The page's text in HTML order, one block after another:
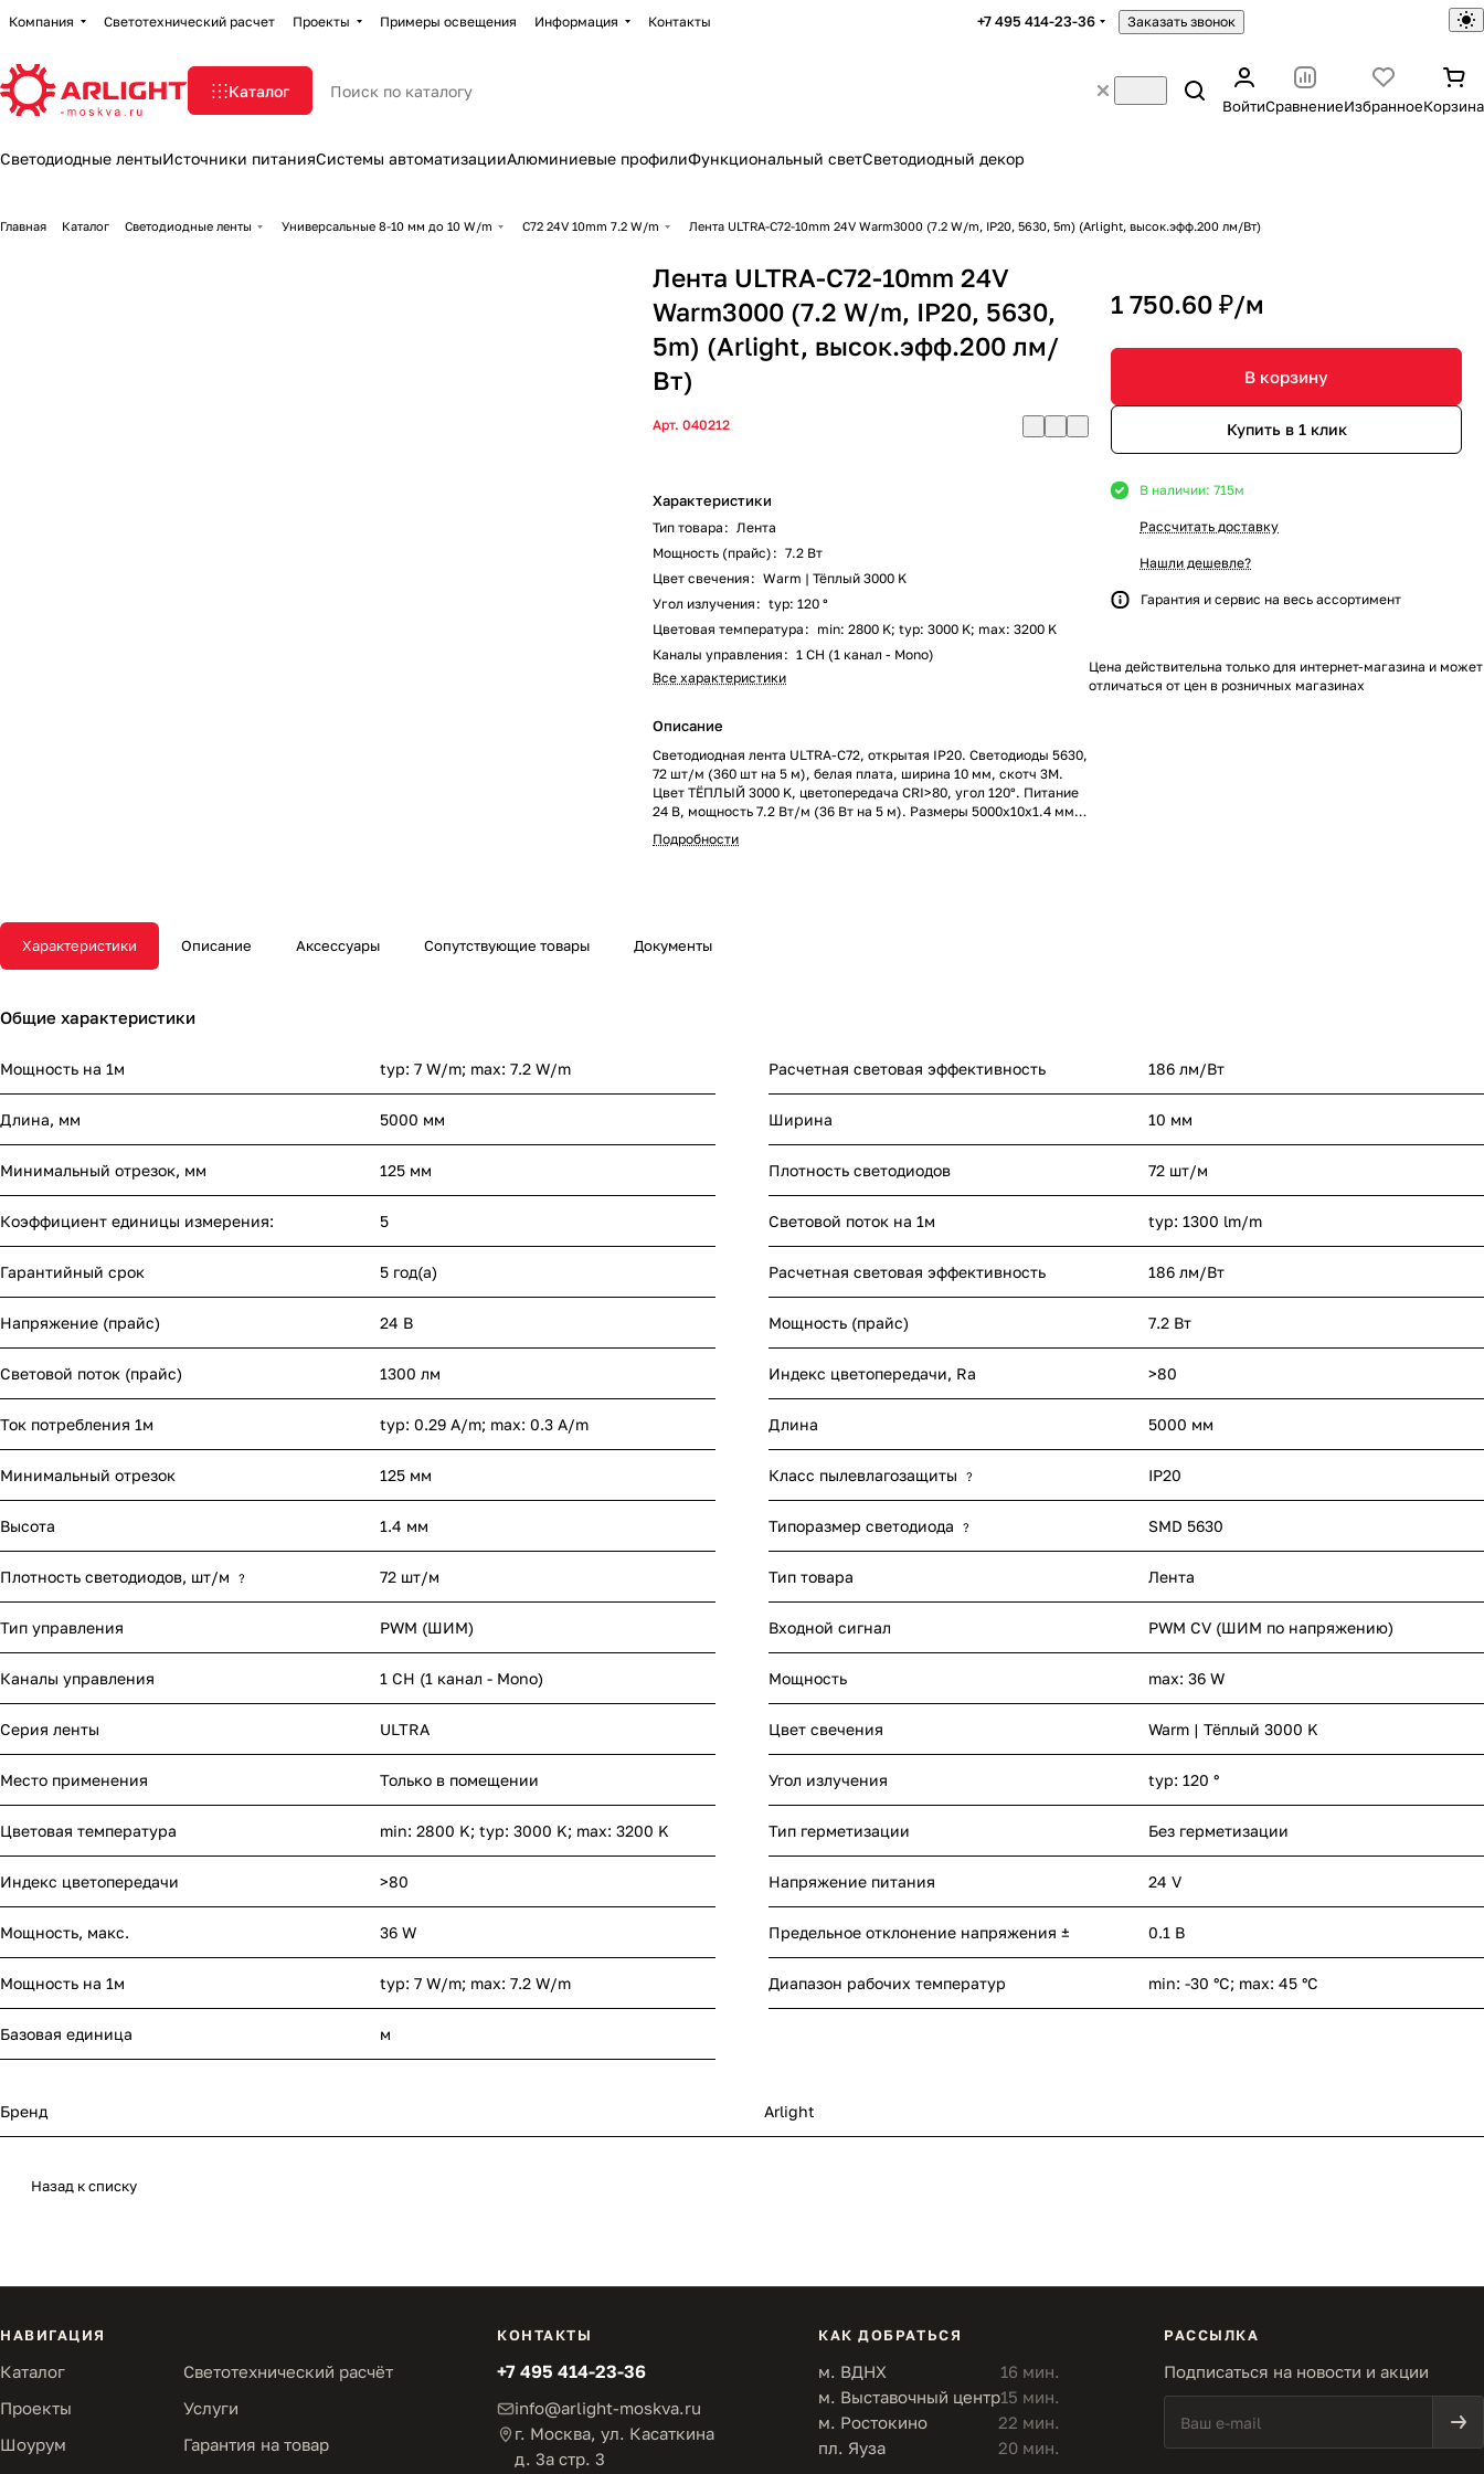
Компания Светотехнический расчет Проекты Примеры освещения Информация Контакты +7 495 414-23-36 Заказать звонок
Каталог
ВойтиСравнениеИзбранноеКорзина
Светодиодные лентыИсточники питанияСистемы автоматизацииАлюминиевые профилиФункциональный светСветодиодный декор
Главная Каталог Светодиодные ленты Универсальные 8-10 мм до 10 W/m C72 24V 10mm 7.2 W/m Лента ULTRA-C72-10mm 24V Warm3000 (7.2 W/m, IP20, 5630, 5m) (Arlight, высок.эфф.200 лм/Вт)
Лента ULTRA-C72-10mm 24V
Warm3000 (7.2 W/m, IP20, 5630,
5m) (Arlight, высок.эфф.200 лм/
Вт)
Арт.040212
Характеристики
Тип товара : Лента
Мощность (прайс) : 7.2 Вт
Цвет свечения : Warm | Тёплый 3000 K
Угол излучения : typ: 120 °
Цветовая температура : min: 2800 K; typ: 3000 K; max: 3200 K
Каналы управления : 1 CH (1 канал - Mono)
Все характеристики
Описание
Светодиодная лента ULTRA-C72, открытая IP20. Светодиоды 5630,
72 шт/м (360 шт на 5 м), белая плата, ширина 10 мм, скотч 3M.
Цвет ТЁПЛЫЙ 3000 K, цветопередача CRI>80, угол 120°. Питание
24 В, мощность 7.2 Вт/м (36 Вт на 5 м). Размеры 5000x10x1.4 мм.
Мин. отрезок 125 мм, 9 светодиодов. Цена за 1 м.
Подробности
1 750.60 ₽/м
В корзину
Купить в 1 клик
В наличии: 715м
Рассчитать доставку
Нашли дешевле?
Гарантия и сервис на весь ассортимент
Цена действительна только для интернет-магазина и может
отличаться от цен в розничных магазинах
Характеристики Описание Аксессуары Сопутствующие товары Документы
Общие характеристики
Мощность на 1м typ: 7 W/m; max: 7.2 W/m Расчетная световая эффективность 186 лм/Вт
Длина, мм 5000 мм Ширина 10 мм
Минимальный отрезок, мм 125 мм Плотность светодиодов 72 шт/м
Коэффициент единицы измерения: 5 Световой поток на 1м typ: 1300 lm/m
Гарантийный срок 5 год(а) Расчетная световая эффективность 186 лм/Вт
Напряжение (прайс) 24 В Мощность (прайс) 7.2 Вт
Световой поток (прайс) 1300 лм Индекс цветопередачи, Ra >80
Ток потребления 1м typ: 0.29 A/m; max: 0.3 A/m Длина 5000 мм
Минимальный отрезок 125 мм Класс пылевлагозащиты ? IP20
Высота 1.4 мм Типоразмер светодиода ? SMD 5630
Плотность светодиодов, шт/м ? 72 шт/м Тип товара Лента
Тип управления PWM (ШИМ) Входной сигнал PWM СV (ШИМ по напряжению)
Каналы управления 1 CH (1 канал - Mono) Мощность max: 36 W
Серия ленты ULTRA Цвет свечения Warm | Тёплый 3000 K
Место применения Только в помещении Угол излучения typ: 120 °
Цветовая температура min: 2800 K; typ: 3000 K; max: 3200 K Тип герметизации Без герметизации
Индекс цветопередачи >80 Напряжение питания 24 V
Мощность, макс. 36 W Предельное отклонение напряжения ± 0.1 В
Мощность на 1м typ: 7 W/m; max: 7.2 W/m Диапазон рабочих температур min: -30 °C; max: 45 °C
Базовая единица м
Бренд Arlight
Назад к списку
НАВИГАЦИЯ
Каталог
Светотехнический расчёт
Проекты
Услуги
Шоурум
Гарантия на товар
КОНТАКТЫ
+7 495 414-23-36
info@arlight-moskva.ru
г. Москва, ул. Касаткина
д. 3а стр. 3
КАК ДОБРАТЬСЯ
м. ВДНХ
16 мин.
м. Выставочный центр15 мин.
м. Ростокино
22 мин.
пл. Яуза
20 мин.
РАССЫЛКА
Подписаться на новости и акции